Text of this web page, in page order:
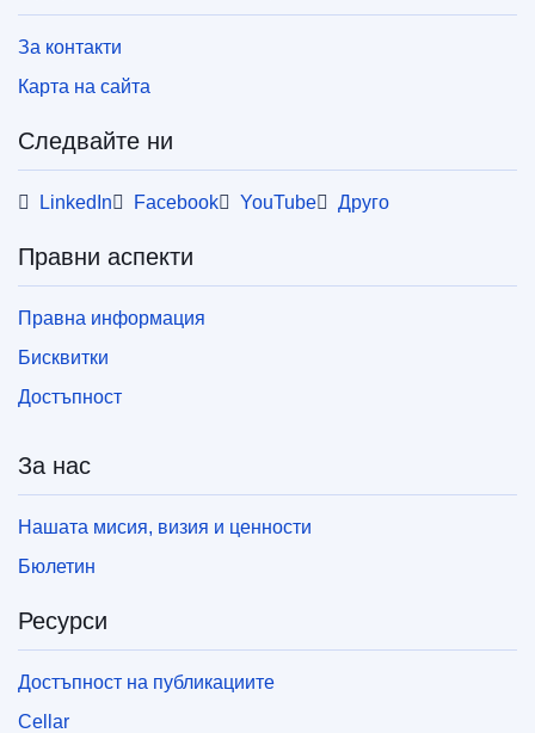
За контакти
Карта на сайта
Следвайте ни
LinkedIn Facebook YouTube Друго
Правни аспекти
Правна информация
Бисквитки
Достъпност
За нас
Нашата мисия, визия и ценности
Бюлетин
Ресурси
Достъпност на публикациите
Cellar